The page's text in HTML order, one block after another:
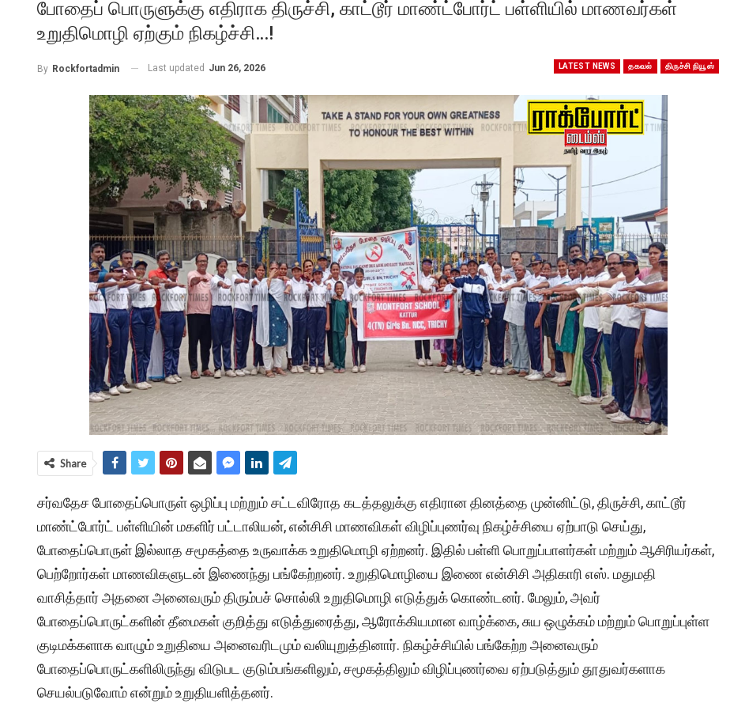
போதைப் பொருளுக்கு எதிராக திருச்சி, காட்டூர் மாண்ட்போர்ட் பள்ளியில் மாணவர்கள்
உறுதிமொழி ஏற்கும் நிகழ்ச்சி…!
LATEST NEWS தகவல் திருச்சி நியூஸ்
By Rockfortadmin Last updated Jun 26, 2026
Share
சர்வதேச போதைப்பொருள் ஒழிப்பு மற்றும் சட்டவிரோத கடத்தலுக்கு எதிரான தினத்தை முன்னிட்டு, திருச்சி, காட்டூர்
மாண்ட்போர்ட் பள்ளியின் மகளிர் பட்டாலியன், என்சிசி மாணவிகள் விழிப்புணர்வு நிகழ்ச்சியை ஏற்பாடு செய்து,
போதைப்பொருள் இல்லாத சமூகத்தை உருவாக்க உறுதிமொழி ஏற்றனர். இதில் பள்ளி பொறுப்பாளர்கள் மற்றும் ஆசிரியர்கள்,
பெற்றோர்கள் மாணவிகளுடன் இணைந்து பங்கேற்றனர். உறுதிமொழியை இணை என்சிசி அதிகாரி எஸ். மதுமதி
வாசித்தார் அதனை அனைவரும் திரும்பச் சொல்லி உறுதிமொழி எடுத்துக் கொண்டனர். மேலும், அவர்
போதைப்பொருட்களின் தீமைகள் குறித்து எடுத்துரைத்து, ஆரோக்கியமான வாழ்க்கை, சுய ஒழுக்கம் மற்றும் பொறுப்புள்ள
குடிமக்களாக வாழும் உறுதியை அனைவரிடமும் வலியுறுத்தினார். நிகழ்ச்சியில் பங்கேற்ற அனைவரும்
போதைப்பொருட்களிலிருந்து விடுபட குடும்பங்களிலும், சமூகத்திலும் விழிப்புணர்வை ஏற்படுத்தும் தூதுவர்களாக
செயல்படுவோம் என்றும் உறுதியளித்தனர்.